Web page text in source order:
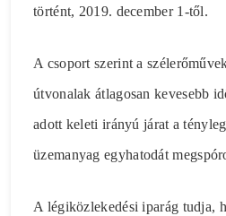
történt, 2019. december 1-től.
A csoport szerint a
útvonalak átlagosan kevesebb
adott keleti irányú járat a
üzemanyag egyhatodát
A légiközlekedési iparág tudja,